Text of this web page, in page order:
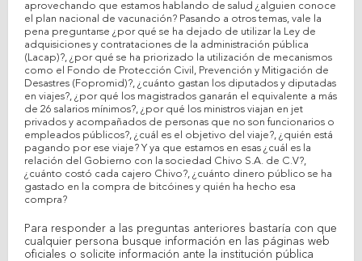
aprovechando que estamos hablando de salud ¿alguien conoce
el plan nacional de vacunación? Pasando a otros temas, vale la
pena preguntarse ¿por qué se ha dejado de utilizar la Ley de
adquisiciones y contrataciones de la administración pública
(Lacap)?, ¿por qué se ha priorizado la utilización de mecanismos
como el Fondo de Protección Civil, Prevención y Mitigación de
Desastres (Fopromid)?, ¿cuánto gastan los diputados y diputadas
en viajes?, ¿por qué los magistrados ganarán el equivalente a más
de 26 salarios mínimos?, ¿por qué los ministros viajan en jet
privados y acompañados de personas que no son funcionarios o
empleados públicos?, ¿cuál es el objetivo del viaje?, ¿quién está
pagando por ese viaje? Y ya que estamos en esas ¿cuál es la
relación del Gobierno con la sociedad Chivo S.A. de C.V?,
¿cuánto costó cada cajero Chivo?, ¿cuánto dinero público se ha
gastado en la compra de bitcóines y quién ha hecho esa
compra?
Para responder a las preguntas anteriores bastaría con que
cualquier persona busque información en las páginas web
oficiales o solicite información ante la institución pública